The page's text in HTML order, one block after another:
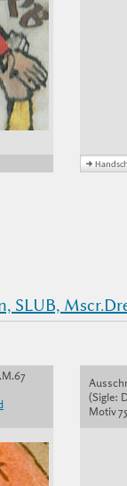
SLUB,
(Sigle:
Motiv